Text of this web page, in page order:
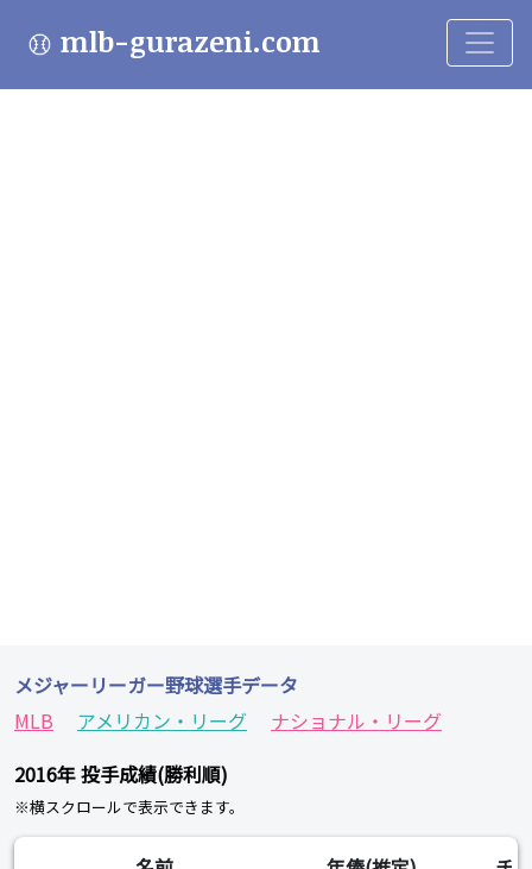
mlb-gurazeni.com
メジャーリーガー野球選手データ
MLB
アメリカン・リーグ
ナショナル・リーグ
2016年 投手成績(勝利順)
※横スクロールで表示できます。